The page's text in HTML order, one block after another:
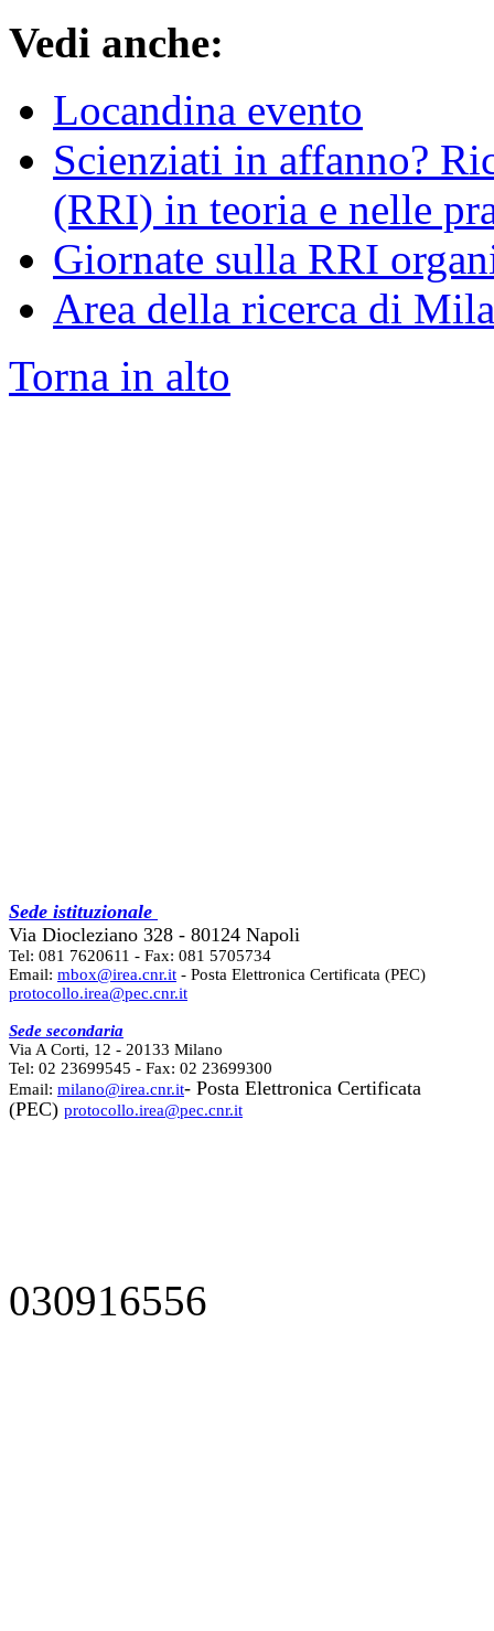
Vedi anche:
Locandina evento
Scienziati in affanno?
(RRI) in teoria e nelle
Giornate sulla RRI
Area della ricerca di
Torna in alto
Sede istituzionale
Via Diocleziano 328 - 80124 Napoli
Tel: 081 7620611 - Fax: 081 5705734
Email: mbox@irea.cnr.it - Posta Elettronica Certificata (PEC)
protocollo.irea@pec.cnr.it
Sede secondaria
Via A Corti, 12 - 20133 Milano
Tel: 02 23699545 - Fax: 02 23699300
Email: milano@irea.cnr.it- Posta Elettronica Certificata
(PEC) protocollo.irea@pec.cnr.it
030916556